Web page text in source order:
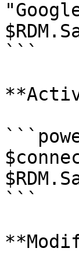
```
```